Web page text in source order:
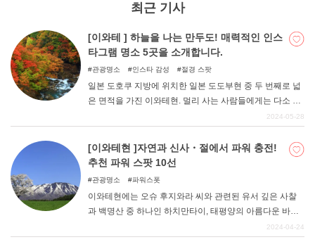
최근 기사
[이와테 ] 하늘을 나는 만두도! 매력적인 인스
타그램 명소 5곳을 소개합니다.
관광명소 인스타 감성 절경 스팟
일본 도호쿠 지방에 위치한 일본 도도부현 중 두 번째로 넓
은 면적을 가진 이와테현. 멀리 사는 사람들에게는 다소 여
행지 후보로 꼽히기 어려운 현일지도 모르지만, 사실 바다
는 것을 알고 계셨나요? 이번에는 그 이와테현에서 사진 찍
기 좋은 명소 5곳을 소개합니다. 다음 휴일의 여행지 후보
에 꼭 포함시켜 보시기 바랍니다.
2024-05-28
[이와테현 ]자연과 신사・절에서 파워 충전!
추천 파워 스팟 10선
관광명소 파워스폿
이와테현에는 오슈 후지와라 씨와 관련된 유서 깊은 사찰
과 백명산 중 하나인 하치만타이, 태평양의 아름다운 바다
등 파워를 느낄 수 있는 장소가 많이 있습니다. 사찰과 불각
2024-04-24